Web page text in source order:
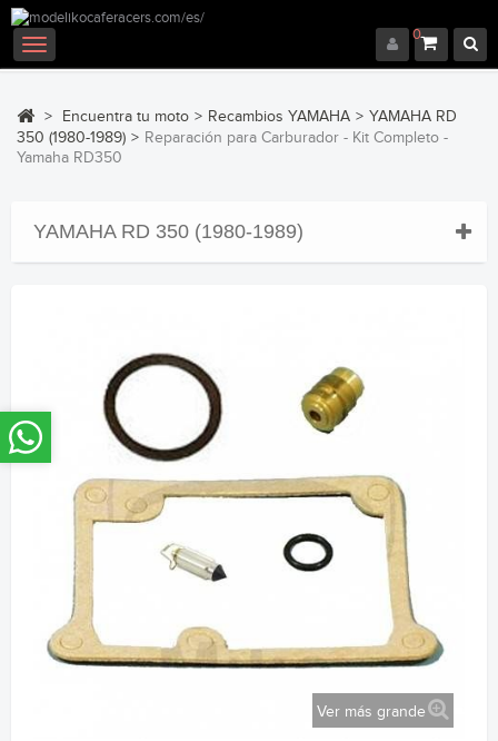
0
Navegación
Toggle
> Encuentra tu moto > Recambios YAMAHA > YAMAHA RD
350 (1980-1989) > Reparación para Carburador - Kit Completo -
Yamaha RD350
YAMAHA RD 350 (1980-1989)
Ver más grande